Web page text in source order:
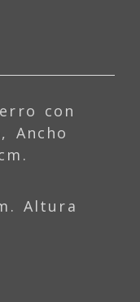
con
Ancho
Altura